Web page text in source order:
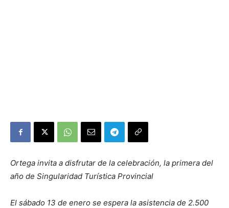
Ortega invita a disfrutar de la celebración, la primera del
año de Singularidad Turística Provincial
El sábado 13 de enero se espera la asistencia de 2.500